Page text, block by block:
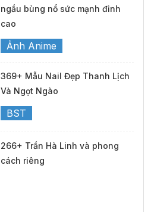
ngầu bùng nổ sức mạnh đỉnh
cao
Ảnh Anime
369+ Mẫu Nail Đẹp Thanh Lịch
Và Ngọt Ngào
BST
266+ Trần Hà Linh và phong
cách riêng